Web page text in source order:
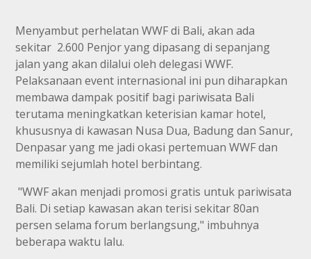
Menyambut perhelatan WWF di Bali, akan ada
sekitar 2.600 Penjor yang dipasang di sepanjang
jalan yang akan dilalui oleh delegasi WWF.
Pelaksanaan event internasional ini pun diharapkan
membawa dampak positif bagi pariwisata Bali
terutama meningkatkan keterisian kamar hotel,
khususnya di kawasan Nusa Dua, Badung dan Sanur,
Denpasar yang me jadi okasi pertemuan WWF dan
memiliki sejumlah hotel berbintang.
"WWF akan menjadi promosi gratis untuk pariwisata
Bali. Di setiap kawasan akan terisi sekitar 80an
persen selama forum berlangsung," imbuhnya
beberapa waktu lalu.